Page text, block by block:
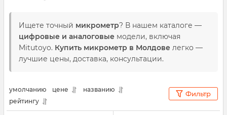
Ищете точный микрометр? В нашем каталоге —
цифровые и аналоговые модели, включая
Mitutoyo. Купить микрометр в Молдове легко —
лучшие цены, доставка, консультации.
умолчанию цене
названию
рейтингу
Фильтр